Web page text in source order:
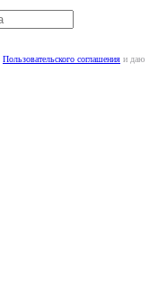
Пользовательского соглашения и даю